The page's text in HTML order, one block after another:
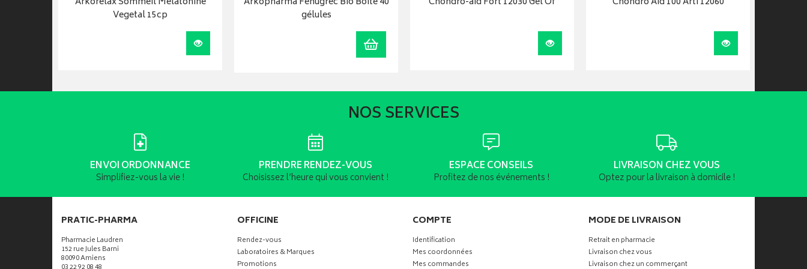
Vegetal 15cp
Visualiser
gélules
Ajouter au panier
Visualiser Visualiser
NOS SERVICES
ENVOI ORDONNANCE
Simplifiez-vous la vie !
PRENDRE RENDEZ-VOUS
Choisissez l’heure qui vous convient !
ESPACE CONSEILS
Profitez de nos événements !
LIVRAISON CHEZ VOUS
Optez pour la livraison à domicile !
PRATIC-PHARMA
Pharmacie Laudren
152 rue Jules Barni
80090 Amiens
OFFICINE
Rendez-vous
Laboratoires & Marques
Promotions
COMPTE
Identification
Mes coordonnées
Mes commandes
MODE DE LIVRAISON
Retrait en pharmacie
Livraison chez vous
Livraison chez un commerçant